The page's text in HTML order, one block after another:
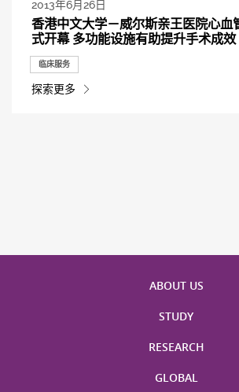
2013年6月26日
香港中文大学－威尔斯亲王医院心血
式开幕 多功能设施有助提升手术成效
临床服务
探索更多
ABOUT US
STUDY
RESEARCH
GLOBAL